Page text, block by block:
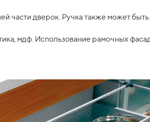
части дверок. Ручка также может
мдф. Использование рамочных